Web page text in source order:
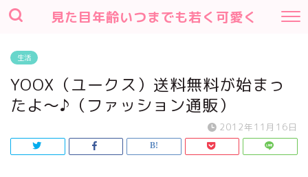
見た目年齢いつまでも若く可愛く
生活
YOOX（ユークス）送料無料が始まっ
たよ～♪（ファッション通販）
2012年11月16日